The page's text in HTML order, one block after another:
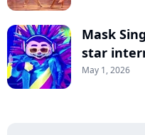
Mask
star
May 1, 2026